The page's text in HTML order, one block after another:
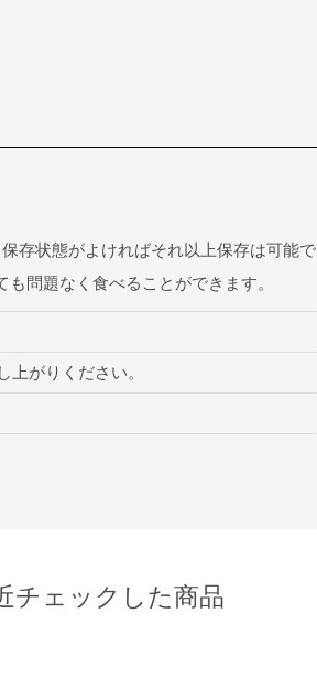
存状態がよければそれ以上保存は可能で
問題なく食べることができます。
がりください。
チェックした商品